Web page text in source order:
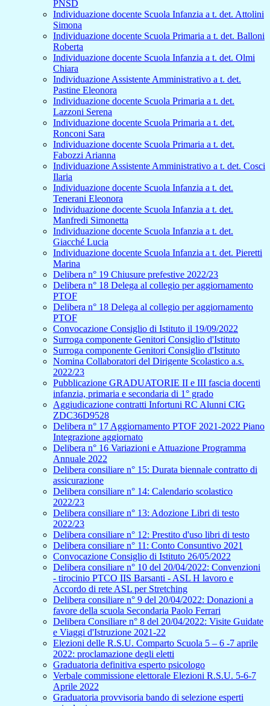
PNSD
Individuazione docente Scuola Infanzia a t. det. Attolini
Simona
Individuazione docente Scuola Primaria a t. det. Balloni
Roberta
Individuazione docente Scuola Infanzia a t. det. Olmi
Chiara
Individuazione Assistente Amministrativo a t. det.
Pastine Eleonora
Individuazione docente Scuola Primaria a t. det.
Lazzoni Serena
Individuazione docente Scuola Primaria a t. det.
Ronconi Sara
Individuazione docente Scuola Primaria a t. det.
Fabozzi Arianna
Individuazione Assistente Amministrativo a t. det. Cosci
Ilaria
Individuazione docente Scuola Infanzia a t. det.
Tenerani Eleonora
Individuazione docente Scuola Infanzia a t. det.
Manfredi Simonetta
Individuazione docente Scuola Infanzia a t. det.
Giacché Lucia
Individuazione docente Scuola Infanzia a t. det. Pieretti
Marina
Delibera n° 19 Chiusure prefestive 2022/23
Delibera n° 18 Delega al collegio per aggiornamento
PTOF
Delibera n° 18 Delega al collegio per aggiornamento
PTOF
Convocazione Consiglio di Istituto il 19/09/2022
Surroga componente Genitori Consiglio d'Istituto
Surroga componente Genitori Consiglio d'Istituto
Nomina Collaboratori del Dirigente Scolastico a.s.
2022/23
Pubblicazione GRADUATORIE II e III fascia docenti
infanzia, primaria e secondaria di 1° grado
Aggiudicazione contratti Infortuni RC Alunni CIG
ZDC36D9528
Delibera n° 17 Aggiornamento PTOF 2021-2022 Piano
Integrazione aggiornato
Delibera n° 16 Variazioni e Attuazione Programma
Annuale 2022
Delibera consiliare n° 15: Durata biennale contratto di
assicurazione
Delibera consiliare n° 14: Calendario scolastico
2022/23
Delibera consiliare n° 13: Adozione Libri di testo
2022/23
Delibera consiliare n° 12: Prestito d'uso libri di testo
Delibera consiliare n° 11: Conto Consuntivo 2021
Convocazione Consiglio di Istituto 26/05/2022
Delibera consiliare n° 10 del 20/04/2022: Convenzioni
- tirocinio PTCO IIS Barsanti - ASL H lavoro e
Accordo di rete ASL per Stretching
Delibera consiliare n° 9 del 20/04/2022: Donazioni a
favore della scuola Secondaria Paolo Ferrari
Delibera Consiliare n° 8 del 20/04/2022: Visite Guidate
e Viaggi d'Istruzione 2021-22
Elezioni delle R.S.U. Comparto Scuola 5 – 6 -7 aprile
2022: proclamazione degli eletti
Graduatoria definitiva esperto psicologo
Verbale commissione elettorale Elezioni R.S.U. 5-6-7
Aprile 2022
Graduatoria provvisoria bando di selezione esperti